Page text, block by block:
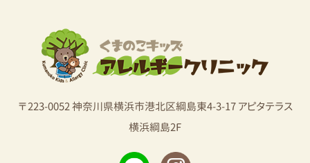
〒223-0052 神奈川県横浜市港北区綱島東4-3-17 アピタテラス
横浜綱島2F